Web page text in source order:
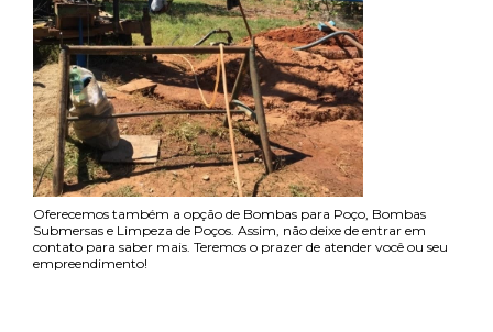
Oferecemos também a opção de Bombas para Poço, Bombas
Submersas e Limpeza de Poços. Assim, não deixe de entrar em
contato para saber mais. Teremos o prazer de atender você ou seu
empreendimento!